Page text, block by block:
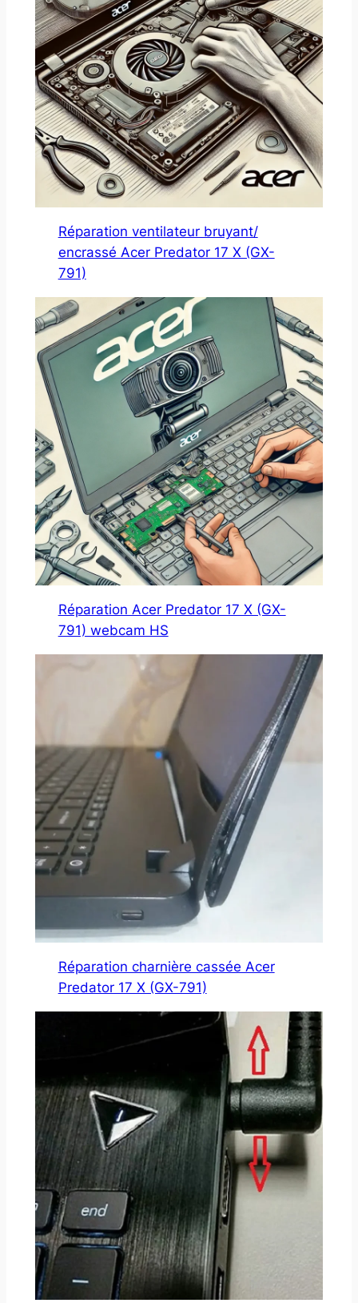
Réparation ventilateur bruyant/
encrassé Acer Predator 17 X (GX-
791)
Réparation Acer Predator 17 X (GX-
791) webcam HS
Réparation charnière cassée Acer
Predator 17 X (GX-791)